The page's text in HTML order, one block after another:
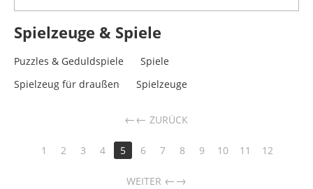
Spielzeuge & Spiele
Puzzles & Geduldspiele
Spiele
Spielzeug für draußen
Spielzeuge
← ZURÜCK
1 2 3 4 5 6 7 8 9 10 11 12
WEITER →